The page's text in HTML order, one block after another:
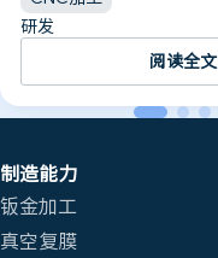
研发
阅读全文
制造能力
钣金加工
真空复膜